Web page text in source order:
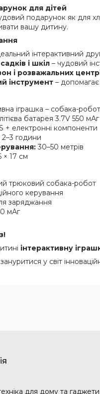
для дітей
подарунок як для
вашу дитину.
інтерактивний
і шкіл – чудовий
і розважальних
інструмент –
іграшка – собака-робот
літієва батарея 3.7V 550 мАг
+ електронні компоненти
2–3 години
30–50 метрів
× 17 см
трюковий собака-робот
керування
заряджання
мАг
інтерактивну
у світ
для дому та